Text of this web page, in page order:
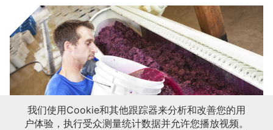
通过产品手册了解我们在农业，葡萄园和园艺机器的解决方案！
我们使用Cookie和其他跟踪器来分析和改善您的用
户体验，执行受众测量统计数据并允许您播放视频。